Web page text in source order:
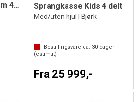
Sprangkasse av skum 4-delt
5.0 av 5 mulige
Sprangkasse Kids 4 delt
Med/uten hjul | Bjørk
Bestillingsvare ca. 30dager
(estimat)
Fra 25 999,-